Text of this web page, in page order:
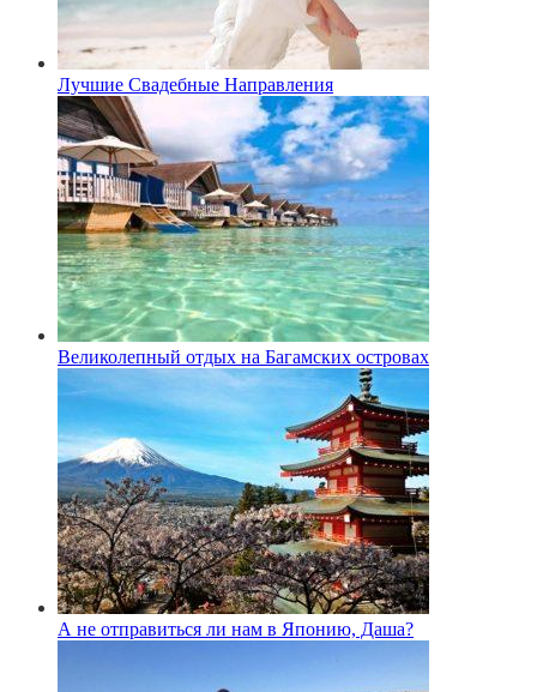
Лучшие Свадебные Направления
Великолепный отдых на Багамских островах
А не отправиться ли нам в Японию, Даша?